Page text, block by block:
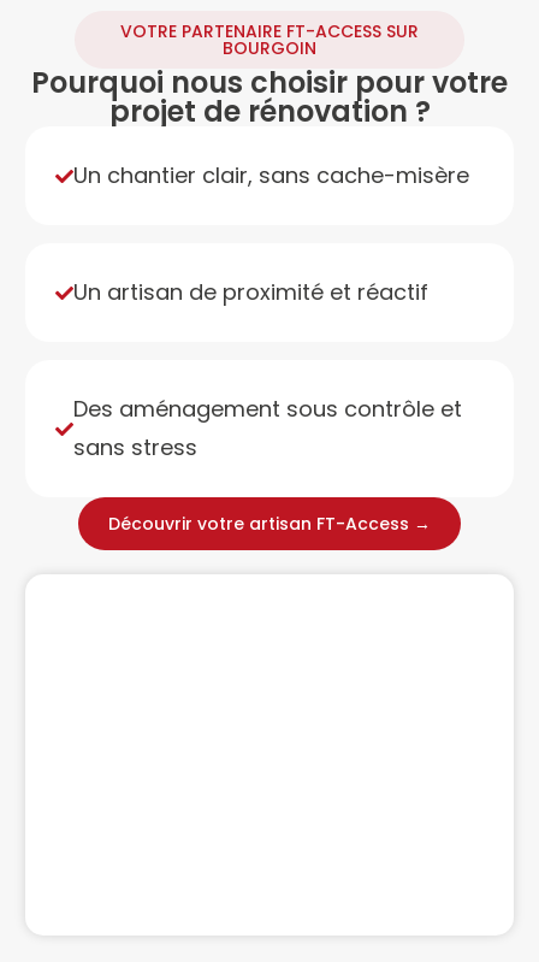
VOTRE PARTENAIRE FT-ACCESS SUR
BOURGOIN
Pourquoi nous choisir pour votre
projet de rénovation ?
Un chantier clair, sans cache-misère
Un artisan de proximité et réactif
Des aménagement sous contrôle et
sans stress
Découvrir votre artisan FT-Access →